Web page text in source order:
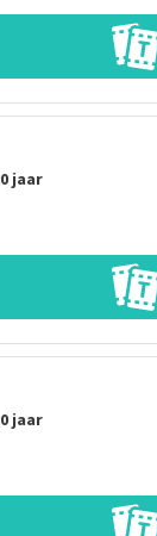
jaar
jaar